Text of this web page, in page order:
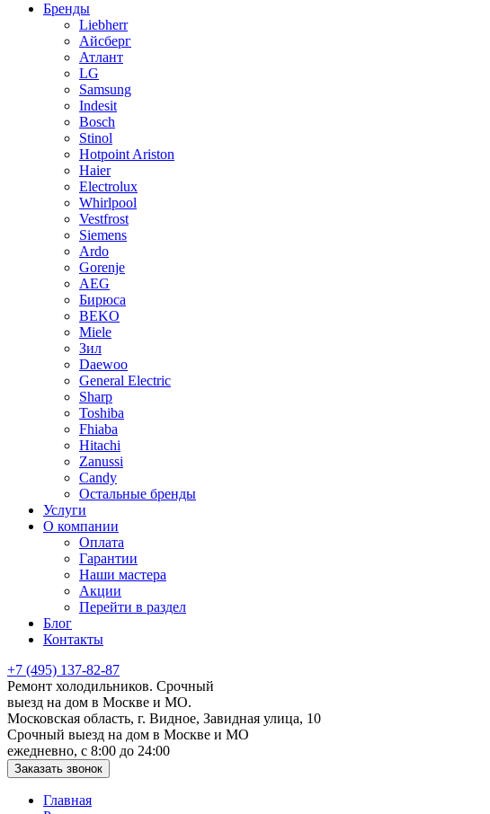
Бренды
Liebherr
Айсберг
Атлант
LG
Samsung
Indesit
Bosch
Stinol
Hotpoint Ariston
Haier
Electrolux
Whirlpool
Vestfrost
Siemens
Ardo
Gorenje
AEG
Бирюса
BEKO
Miele
Зил
Daewoo
General Electric
Sharp
Toshiba
Fhiaba
Hitachi
Zanussi
Candy
Остальные бренды
Услуги
О компании
Оплата
Гарантии
Наши мастера
Акции
Перейти в раздел
Блог
Контакты
+7 (495) 137-82-87
Ремонт холодильников. Срочный
выезд на дом в Москве и МО.
Московская область, г. Видное, Завидная улица, 10
Срочный выезд на дом в Москве и МО
ежедневно, с 8:00 до 24:00
Заказать звонок
Главная